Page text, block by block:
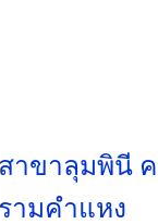
สาขาลุมพินี
รามคำแหง